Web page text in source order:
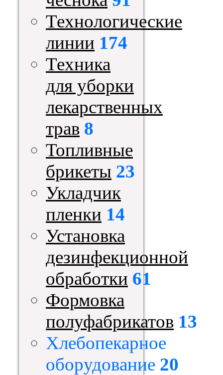
Технологические
линии 174
Техника
для уборки
лекарственных
трав 8
Топливные
брикеты 23
Укладчик
пленки 14
Установка
дезинфекционной
обработки 61
Формовка
полуфабрикатов 13
Хлебопекарное
оборудование 20